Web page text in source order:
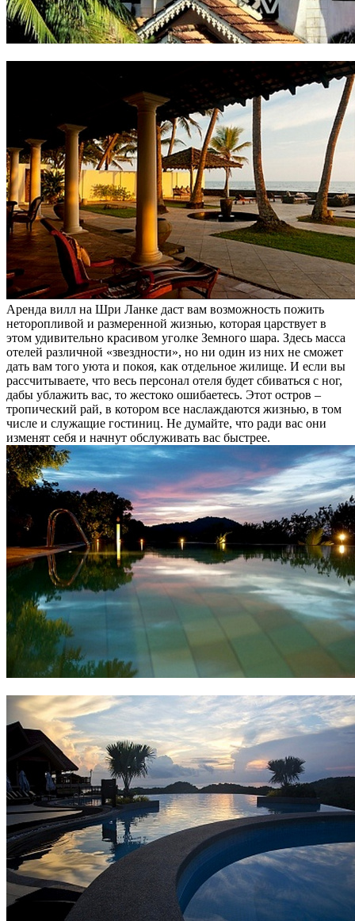
Аренда вилл на Шри Ланке даст вам возможность пожить
неторопливой и размеренной жизнью, которая царствует в
этом удивительно красивом уголке Земного шара. Здесь масса
отелей различной «звездности», но ни один из них не сможет
дать вам того уюта и покоя, как отдельное жилище. И если вы
рассчитываете, что весь персонал отеля будет сбиваться с ног,
дабы ублажить вас, то жестоко ошибаетесь. Этот остров –
тропический рай, в котором все наслаждаются жизнью, в том
числе и служащие гостиниц. Не думайте, что ради вас они
изменят себя и начнут обслуживать вас быстрее.